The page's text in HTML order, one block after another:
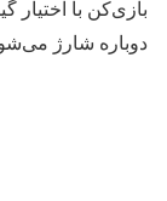
بازی‌کن با اختیار
دوباره شارژ‌